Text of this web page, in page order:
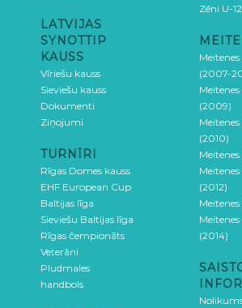
LATVIJAS
SYNOTTIP
KAUSS
Vīriešu kauss
Sieviešu kauss
Dokumenti
Ziņojumi
TURNĪRI
Rīgas Domes kauss
EHF European Cup
Baltijas līga
Sieviešu Baltijas līga
Rīgas čempionāts
Veterāni
Pludmales
handbols
Zēni U-
Meitenes
(2007-
Meitenes
(2009)
Meitenes
(2010)
Meitenes
Meitenes
(2012)
Meitenes
Meitenes
(2014)